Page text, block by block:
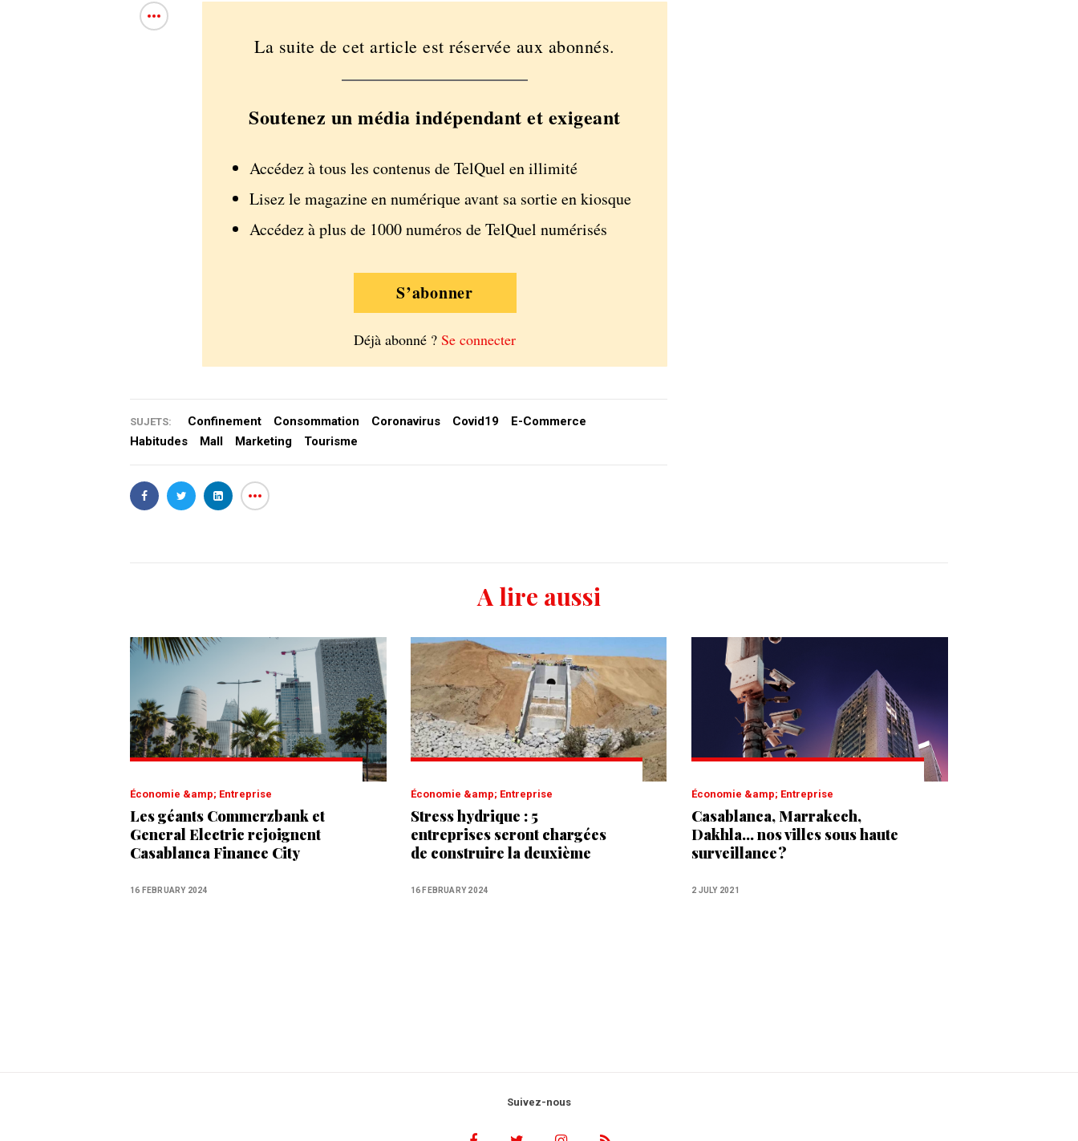
La suite de cet article est réservée aux abonnés.
Soutenez un média indépendant et exigeant
Accédez à tous les contenus de TelQuel en illimité
Lisez le magazine en numérique avant sa sortie en kiosque
Accédez à plus de 1000 numéros de TelQuel numérisés
S’abonner
Déjà abonné ? Se connecter
SUJETS: Confinement Consommation Coronavirus Covid19
E-Commerce
Habitudes
Mall Marketing Tourisme
A lire aussi
Économie &amp; Entreprise
Les géants Commerzbank et
General Electric rejoignent
Casablanca Finance City
16 FEBRUARY 2024
Économie &amp; Entreprise
Stress hydrique : 5
entreprises seront chargées
de construire la deuxième
16 FEBRUARY 2024
Économie &amp; Entreprise
Casablanca, Marrakech,
Dakhla... nos villes sous haute
surveillance ?
2 JULY 2021
Suivez-nous